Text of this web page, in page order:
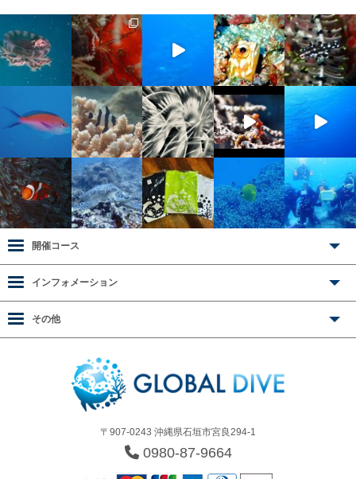
〒907-0243 沖縄県石垣市宮良294-1
0980-87-9664
開催コース
インフォメーション
その他